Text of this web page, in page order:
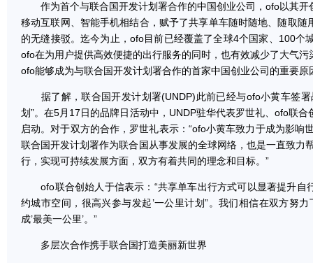
作为首个与联合国开发计划署合作的中国创业公司，ofo以其开
移动互联网、智能手机相结合，赋予了共享单车随时随地、随取随
的无缝接驳。迄今为止，ofo目前已经覆盖了全球4个国家、100个
ofo在为用户提供高效便捷的出行服务的同时，也有效减少了大气
ofo能够成为与联合国开发计划署合作的首家中国创业公司的重要原
据了解，联合国开发计划署(UNDP)此前已经与ofo小黄车签署
划”。在5月17日的品牌日活动中，UNDP驻华代表罗世礼、ofo联
启动。对于双方的合作，罗世礼表示：“ofo小黄车致力于成为影响
联合国开发计划署作为联合国从事发展的全球网络，也是一直致力
行，实现可持续发展方面，双方有着共同的理念和目标。”
ofo联合创始人于信表示：“共享单车出行方式可以显著提升自
约城市空间，很高兴参与发起’一公里计划”。我们相信在双方努力
成’最美一公里’。”
多层次合作携手联合国打造美丽新世界